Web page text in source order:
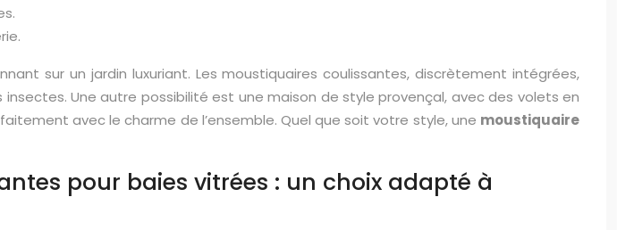
sur un jardin luxuriant. Les moustiquaires coulissantes, discrètement intégrées,
Une autre possibilité est une maison de style provençal, avec des volets en
avec le charme de l’ensemble. Quel que soit votre style, une moustiquaire
pour baies vitrées : un choix adapté à